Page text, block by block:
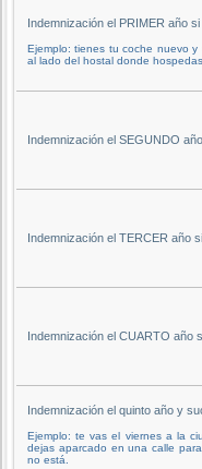
Indemnización el PRIMER año
Ejemplo: tienes tu coche nuevo
al lado del hostal donde
Indemnización el SEGUNDO
Indemnización el TERCER año
Indemnización el CUARTO año
Indemnización el quinto año y
Ejemplo: te vas el viernes a la
dejas aparcado en una calle
no está.